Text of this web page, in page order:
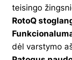
teisingo
RotoQ
dėl varstymo